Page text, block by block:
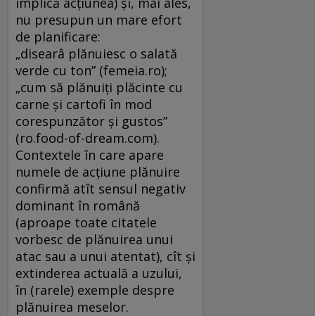
nu presupun un mare efort
de planificare:
„disearâ plănuiesc o salată
verde cu ton” (femeia.ro);
„cum să plănuiți plăcinte cu
carne și cartofi în mod
corespunzător și gustos”
(ro.food-of-dream.com).
Contextele în care apare
numele de acțiune plănuire
confirmă atît sensul negativ
dominant în română
(aproape toate citatele
vorbesc de plănuirea unui
atac sau a unui atentat), cît și
extinderea actuală a uzului,
în (rarele) exemple despre
plănuirea meselor.